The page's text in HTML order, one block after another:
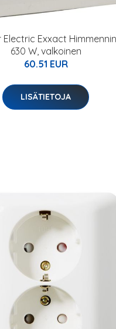
Electric Exxact
630 W, valkoinen
60.51 EUR
LISÄTIETOJA